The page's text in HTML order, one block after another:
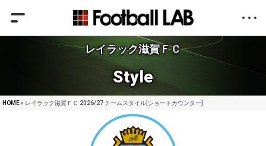
レイラック滋賀ＦＣ
Style
HOME» レイラック滋賀ＦＣ 2026/27 チームスタイル[ショートカウンター]